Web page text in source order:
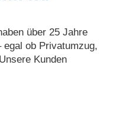
über 25 Jahre
ob Privatumzug,
Kunden